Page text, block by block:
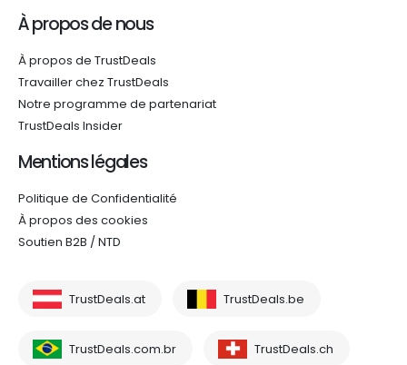
À propos de nous
À propos de TrustDeals
Travailler chez TrustDeals
Notre programme de partenariat
TrustDeals Insider
Mentions légales
Politique de Confidentialité
À propos des cookies
Soutien B2B / NTD
TrustDeals.at TrustDeals.be
TrustDeals.com.br TrustDeals.ch